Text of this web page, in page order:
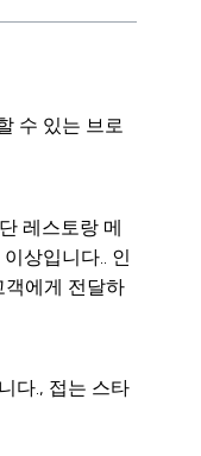
수 있는 브로
레스토랑 메
상입니다.. 인
객에게 전달하
다., 접는 스타